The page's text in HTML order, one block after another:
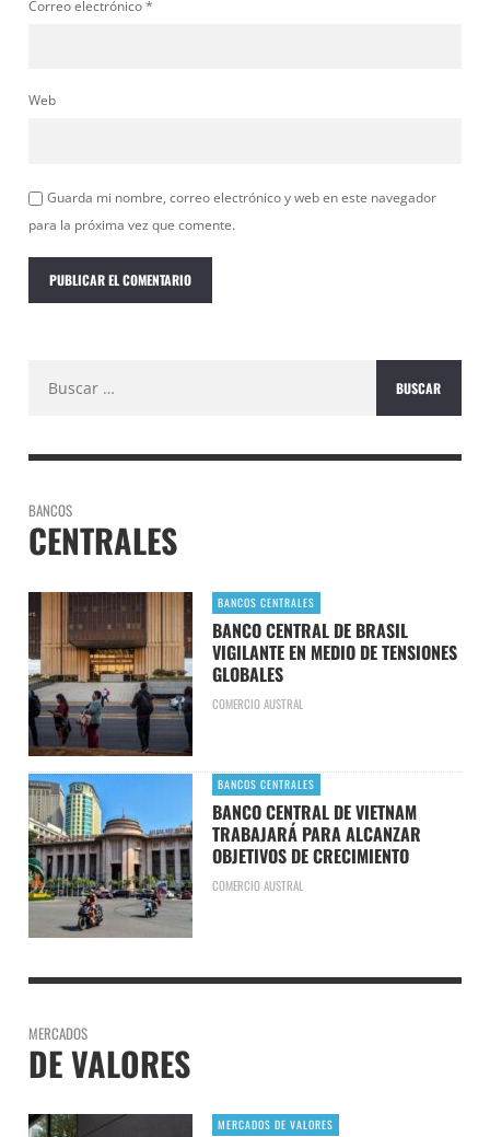
Correo electrónico*
Web
Guarda mi nombre, correo electrónico y web en este navegador
para la próxima vez que comente.
BANCOS
CENTRALES
BANCOS CENTRALES
BANCO CENTRAL DE BRASIL
VIGILANTE EN MEDIO DE TENSIONES
GLOBALES
COMERCIO AUSTRAL
BANCOS CENTRALES
BANCO CENTRAL DE VIETNAM
TRABAJARÁ PARA ALCANZAR
OBJETIVOS DE CRECIMIENTO
COMERCIO AUSTRAL
MERCADOS
DE VALORES
MERCADOS DE VALORES